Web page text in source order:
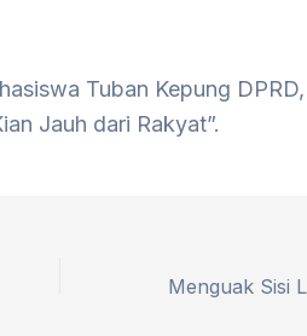
Tuban Kepung
Jauh dari Rakyat”.